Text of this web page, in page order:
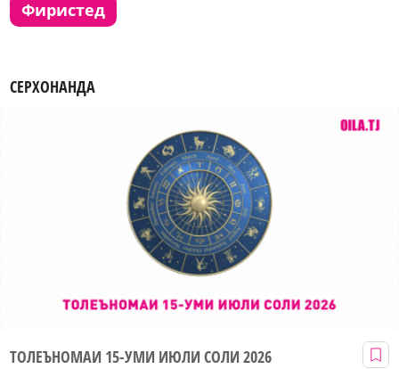
фиристед
СЕРХОНАНДА
ТОЛЕЪНОМАИ 15-УМИ ИЮЛИ СОЛИ 2026